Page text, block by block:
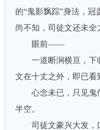
的“鬼影飘踪”身法，
尚不知，司徒文还未全
眼前——
一道断涧横亘，下
文在十丈之外，即已看
心念未已，只见鬼
半空。
司徒文豪兴大发，